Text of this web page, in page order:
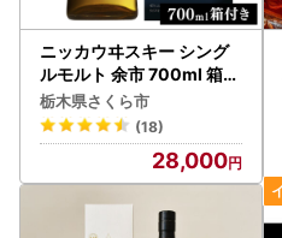
ニッカウヰスキー シング
ルモルト 余市 700ml 箱付
き
栃木県さくら市
(18)
28,000